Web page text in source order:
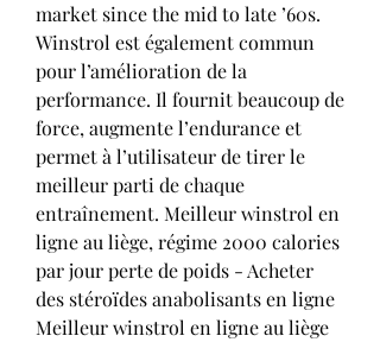
market since the mid to late ’60s.
Winstrol est également commun
pour l’amélioration de la
performance. Il fournit beaucoup de
force, augmente l’endurance et
permet à l’utilisateur de tirer le
meilleur parti de chaque
entraînement. Meilleur winstrol en
ligne au liège, régime 2000 calories
par jour perte de poids - Acheter
des stéroïdes anabolisants en ligne
Meilleur winstrol en ligne au liège